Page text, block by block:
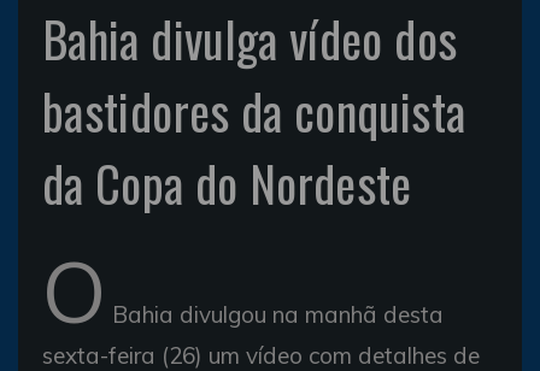
Bahia divulga vídeo dos
bastidores da conquista
da Copa do Nordeste
O Bahia divulgou na manhã desta
sexta-feira (26) um vídeo com detalhes de